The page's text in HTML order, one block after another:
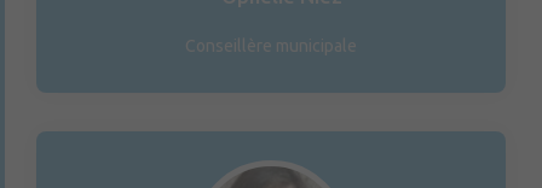
Conseillère municipale